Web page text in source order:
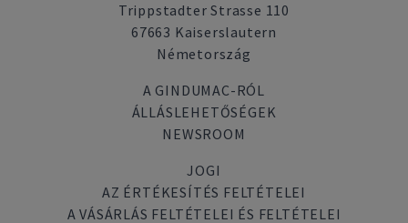
Trippstadter Strasse 110
67663 Kaiserslautern
Németország
A GINDUMAC-RÓL
ÁLLÁSLEHETŐSÉGEK
NEWSROOM
JOGI
AZ ÉRTÉKESÍTÉS FELTÉTELEI
A VÁSÁRLÁS FELTÉTELEI ÉS FELTÉTELEI